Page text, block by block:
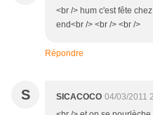
<br /> hum c'est fête
end<br /> <br /> <br />
Répondre
S SICACOCO 04/03/2011